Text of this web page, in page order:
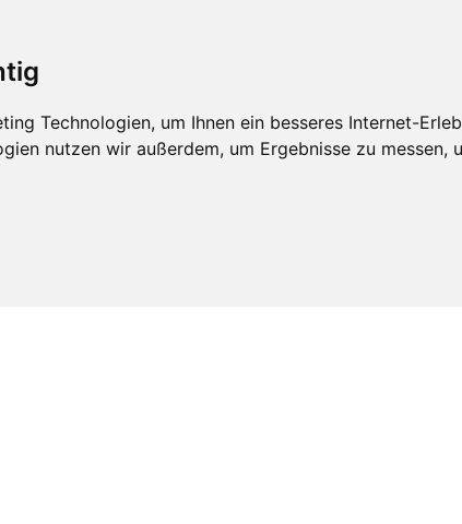
Technologien, um Ihnen ein besseres Internet-
nutzen wir außerdem, um Ergebnisse zu